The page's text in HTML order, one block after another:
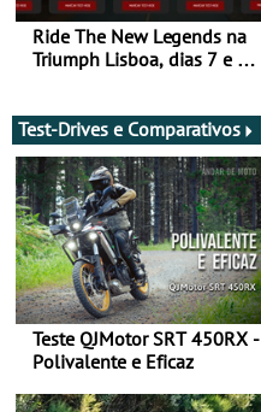
Ride The New Legends na
Triumph Lisboa, dias 7 e 8
Test-Drives e Comparativos
Teste QJMotor SRT 450RX -
Polivalente e Eficaz